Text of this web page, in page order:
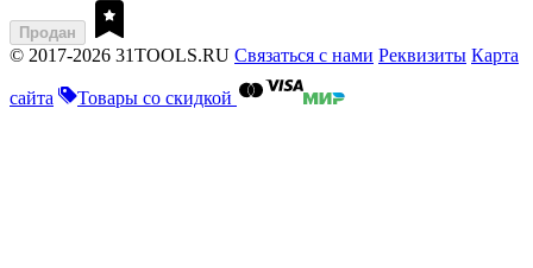
Продан
© 2017-2026 31TOOLS.RU Связаться с нами Реквизиты Карта
сайта Товары со скидкой